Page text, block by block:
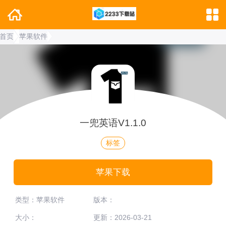
页 苹果软件
一兜英语V1.1.0
标签
苹果下载
类型：苹果软件 版本：
大小： 更新：2026-03-21